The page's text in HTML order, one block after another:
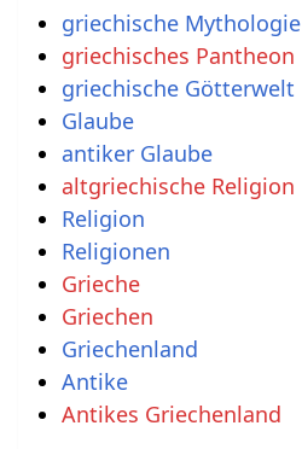
griechische Mythologie
griechisches Pantheon
griechische Götterwelt
Glaube
antiker Glaube
altgriechische Religion
Religion
Religionen
Grieche
Griechen
Griechenland
Antike
Antikes Griechenland